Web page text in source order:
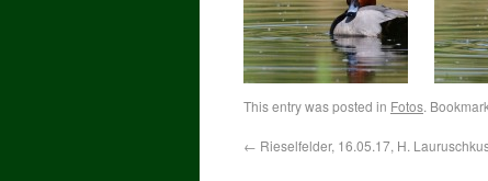
This entry was posted in Fotos.
← Rieselfelder, 16.05.17, H.